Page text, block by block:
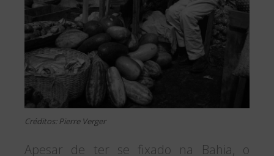
Créditos: Pierre Verger
Apesar de ter se fixado na Bahia, o